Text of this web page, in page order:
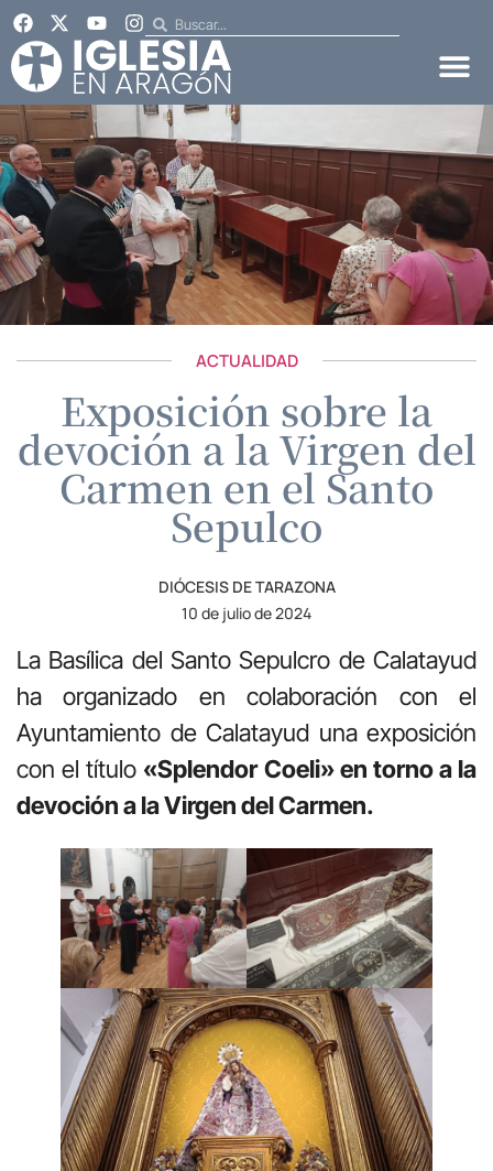
ACTUALIDAD
Exposición sobre la
devoción a la Virgen del
Carmen en el Santo
Sepulco
DIÓCESIS DE TARAZONA
10 de julio de 2024
La Basílica del Santo Sepulcro de Calatayud
ha organizado en colaboración con el
Ayuntamiento de Calatayud una exposición
con el título «Splendor Coeli» en torno a la
devoción a la Virgen del Carmen.